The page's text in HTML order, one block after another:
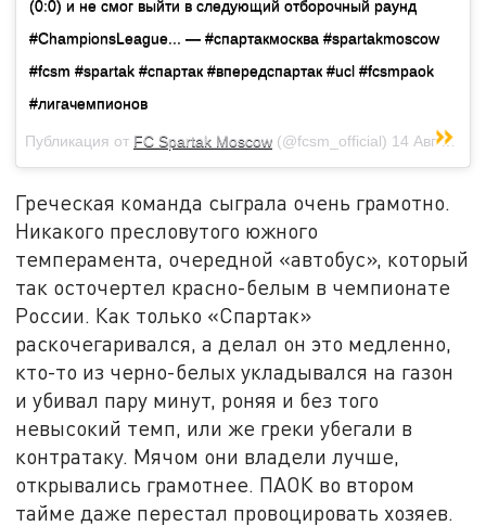
(0:0) и не смог выйти в следующий отборочный раунд
#ChampionsLeague... — #спартакмосква #spartakmoscow
#fcsm #spartak #спартак #впередспартак #ucl #fcsmpaok
#лигачемпионов
Публикация от FC Spartak Moscow (@fcsm_official) 14 Авг 2018 в 12:23 PDT
Греческая команда сыграла очень грамотно.
Никакого пресловутого южного
темперамента, очередной «автобус», который
так осточертел красно-белым в чемпионате
России. Как только «Спартак»
раскочегаривался, а делал он это медленно,
кто-то из черно-белых укладывался на газон
и убивал пару минут, роняя и без того
невысокий темп, или же греки убегали в
контратаку. Мячом они владели лучше,
открывались грамотнее. ПАОК во втором
тайме даже перестал провоцировать хозяев.